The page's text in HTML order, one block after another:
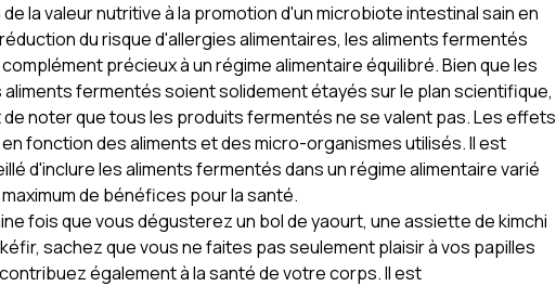
la valeur nutritive à la promotion d'un microbiote intestinal sain en
du risque d'allergies alimentaires, les aliments fermentés
précieux à un régime alimentaire équilibré. Bien que les
fermentés soient solidement étayés sur le plan scientifique,
noter que tous les produits fermentés ne se valent pas. Les effets
fonction des aliments et des micro-organismes utilisés. Il est
d'inclure les aliments fermentés dans un régime alimentaire varié
de bénéfices pour la santé.
fois que vous dégusterez un bol de yaourt, une assiette de kimchi
sachez que vous ne faites pas seulement plaisir à vos papilles
également à la santé de votre corps. Il est